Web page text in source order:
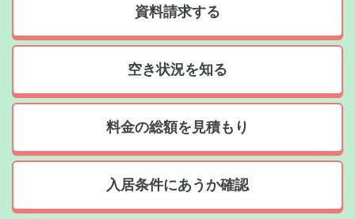
資料請求する
空き状況を知る
料金の総額を見積もり
入居条件にあうか確認